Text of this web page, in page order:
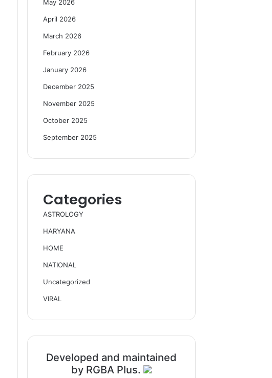
May 2026
April 2026
March 2026
February 2026
January 2026
December 2025
November 2025
October 2025
September 2025
Categories
ASTROLOGY
HARYANA
HOME
NATIONAL
Uncategorized
VIRAL
Developed and maintained
by RGBA Plus.